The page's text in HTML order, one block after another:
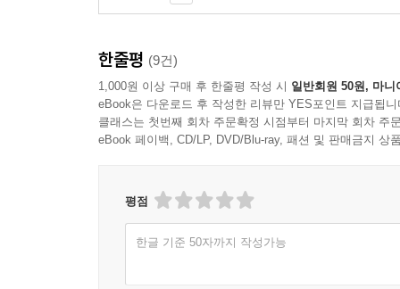
한줄평 (9건)
1,000원 이상 구매 후 한줄평 작성 시 일반회원 50원, 마니
eBook은 다운로드 후 작성한 리뷰만 YES포인트 지급됩니
클래스는 첫번째 회차 주문확정 시점부터 마지막 회차 주
eBook 페이백, CD/LP, DVD/Blu-ray, 패션 및 판매금지 상
평점
한글 기준 50자까지 작성가능